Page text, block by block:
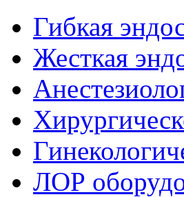
Гибкая
Жесткая
ЛОР